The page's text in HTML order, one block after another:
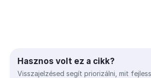
Hasznos volt ez a cikk?
Visszajelzésed segít priorizálni, mit